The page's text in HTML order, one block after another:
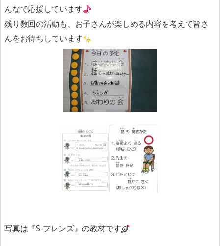
んなで応援しています
残り数回の活動も、お子さんが楽しめる内容を考えて皆さ
んをお待ちしています
写真は『S-フレンズ』の教材です